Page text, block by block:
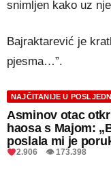
snimljen kako uz
Bajraktarević je
pjesma…”.
NAJČITANIJE U
Asminov otac
haosa s Majom:
poslala mi je
2.906 👁 173.398